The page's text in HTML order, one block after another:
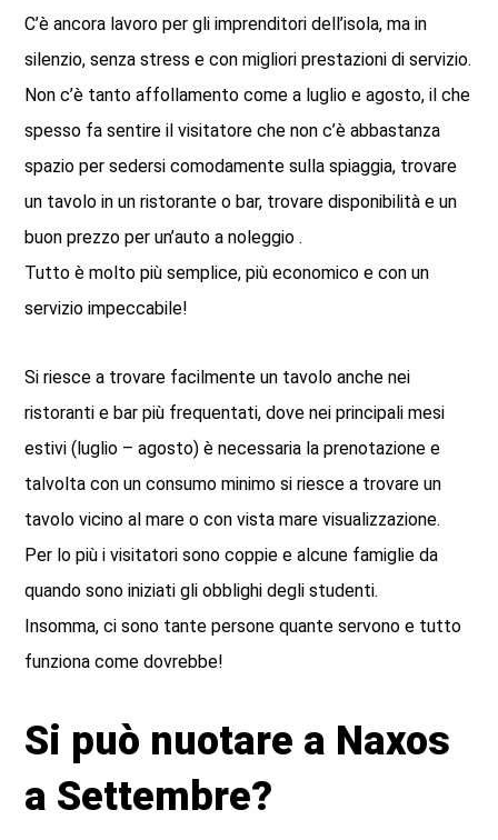
C’è ancora lavoro per gli imprenditori dell’isola, ma in
silenzio, senza stress e con migliori prestazioni di servizio.
Non c’è tanto affollamento come a luglio e agosto, il che
spesso fa sentire il visitatore che non c’è abbastanza
spazio per sedersi comodamente sulla spiaggia, trovare
un tavolo in un ristorante o bar, trovare disponibilità e un
buon prezzo per un’auto a noleggio .
Tutto è molto più semplice, più economico e con un
servizio impeccabile!
Si riesce a trovare facilmente un tavolo anche nei
ristoranti e bar più frequentati, dove nei principali mesi
estivi (luglio – agosto) è necessaria la prenotazione e
talvolta con un consumo minimo si riesce a trovare un
tavolo vicino al mare o con vista mare visualizzazione.
Per lo più i visitatori sono coppie e alcune famiglie da
quando sono iniziati gli obblighi degli studenti.
Insomma, ci sono tante persone quante servono e tutto
funziona come dovrebbe!
Si può nuotare a Naxos
a Settembre?